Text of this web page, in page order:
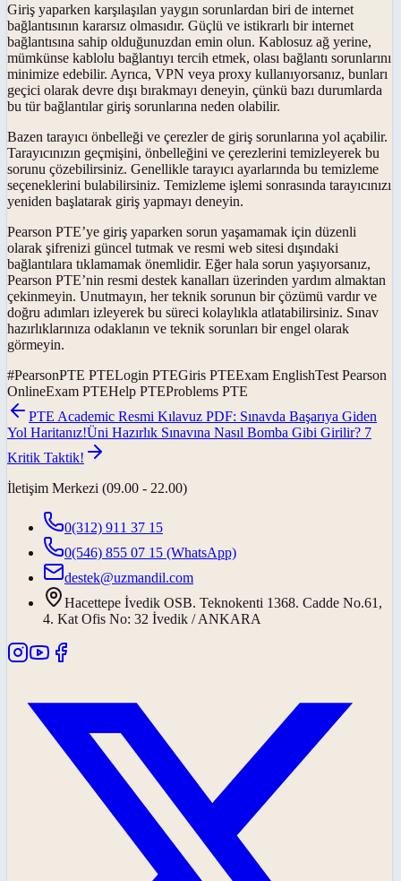
Giriş yaparken karşılaşılan yaygın sorunlardan biri de internet
bağlantısının kararsız olmasıdır. Güçlü ve istikrarlı bir internet
bağlantısına sahip olduğunuzdan emin olun. Kablosuz ağ yerine,
mümkünse kablolu bağlantıyı tercih etmek, olası bağlantı sorunlarını
minimize edebilir. Ayrıca, VPN veya proxy kullanıyorsanız, bunları
geçici olarak devre dışı bırakmayı deneyin, çünkü bazı durumlarda
bu tür bağlantılar giriş sorunlarına neden olabilir.
Bazen tarayıcı önbelleği ve çerezler de giriş sorunlarına yol açabilir.
Tarayıcınızın geçmişini, önbelleğini ve çerezlerini temizleyerek bu
sorunu çözebilirsiniz. Genellikle tarayıcı ayarlarında bu temizleme
seçeneklerini bulabilirsiniz. Temizleme işlemi sonrasında tarayıcınızı
yeniden başlatarak giriş yapmayı deneyin.
Pearson PTE’ye giriş yaparken sorun yaşamamak için düzenli
olarak şifrenizi güncel tutmak ve resmi web sitesi dışındaki
bağlantılara tıklamamak önemlidir. Eğer hala sorun yaşıyorsanız,
Pearson PTE’nin resmi destek kanalları üzerinden yardım almaktan
çekinmeyin. Unutmayın, her teknik sorunun bir çözümü vardır ve
doğru adımları izleyerek bu süreci kolaylıkla atlatabilirsiniz. Sınav
hazırlıklarınıza odaklanın ve teknik sorunları bir engel olarak
görmeyin.
#PearsonPTE PTELogin PTEGiris PTEExam EnglishTest Pearson
OnlineExam PTEHelp PTEProblems PTE
PTE Academic Resmi Kılavuz PDF: Sınavda Başarıya Giden
Yol Haritanız!Üni Hazırlık Sınavına Nasıl Bomba Gibi Girilir? 7
Kritik Taktik!
İletişim Merkezi (09.00 - 22.00)
0(312) 911 37 15
0(546) 855 07 15 (WhatsApp)
destek@uzmandil.com
Hacettepe İvedik OSB. Teknokenti 1368. Cadde No.61,
4. Kat Ofis No: 32 İvedik / ANKARA